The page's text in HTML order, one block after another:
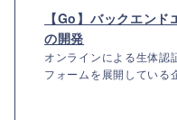
【Go】バックエン
の開発
オンラインによる生体認
フォームを展開している